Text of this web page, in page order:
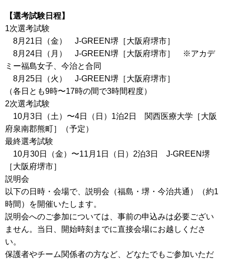
【選考試験日程】
1次選考試験
8月21日（金） J-GREEN堺［大阪府堺市］
8月24日（月） J-GREEN堺［大阪府堺市］ ※アカデ
ミー福島女子、今治と合同
8月25日（火） J-GREEN堺［大阪府堺市］
（各日とも9時〜17時の間で3時間程度）
2次選考試験
10月3日（土）〜4日（日）1泊2日 関西医療大学［大阪
府泉南郡熊町］（予定）
最終選考試験
10月30日（金）〜11月1日（日）2泊3日 J-GREEN堺
［大阪府堺市］
説明会
以下の日時・会場で、説明会（福島・堺・今治共通）（約1
時間）を開催いたします。
説明会へのご参加については、事前の申込みは必要ござい
ません。当日、開始時刻までに直接会場にお越しくださ
い。
保護者やチーム関係者の方など、どなたでもご参加いただ